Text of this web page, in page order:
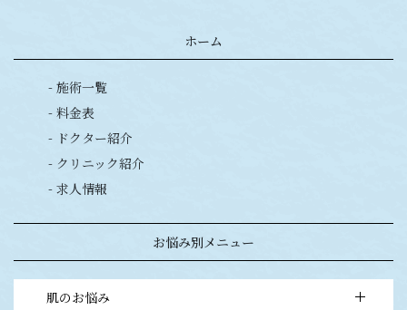
ホーム
- 施術一覧
- 料金表
- ドクター紹介
- クリニック紹介
- 求人情報
お悩み別メニュー
肌のお悩み